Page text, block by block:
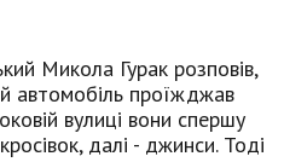
Микола Гурак розповів,
автомобіль проїжджав
вулиці вони спершу
далі - джинси. Тоді